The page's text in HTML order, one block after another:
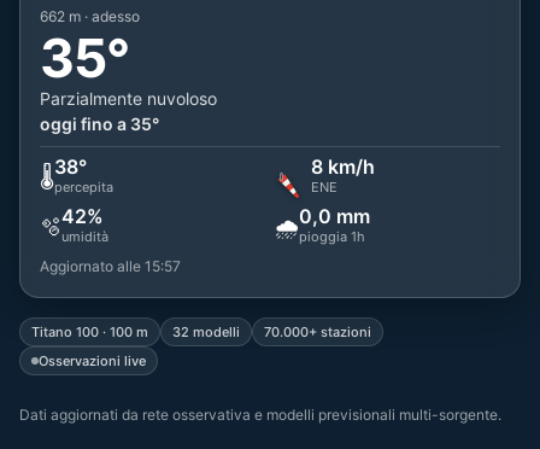
662 m · adesso
35°
Parzialmente nuvoloso
oggi fino a 35°
🌡️38°
percepita
8 km/h
ENE
🫧42%
umidità 🌧️0,0 mm
pioggia 1h
Aggiornato alle 15:57
Titano 100 · 100 m 32 modelli
70.000+ stazioni
Osservazioni live
Dati aggiornati da rete osservativa e modelli previsionali multi-sorgente.